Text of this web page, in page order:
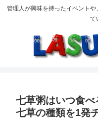
管理人が興味を持ったイベント
て
七草粥はいつ食
七草の種類を1発